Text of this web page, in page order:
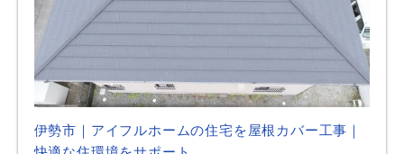
伊勢市｜アイフルホームの住宅を屋根カバー工事｜